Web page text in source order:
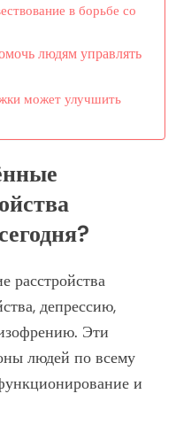
в борьбе со
людям управлять
может улучшить
расстройства
депрессию,
Эти
людей по всему
и